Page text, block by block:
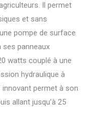
Il permet
et sans
pompe de surface
ses panneaux
watts couplé à une
hydraulique à
innovant permet à son
allant jusqu’à 25